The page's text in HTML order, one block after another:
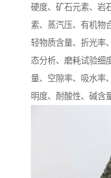
硬度、矿石元素、岩
素、蒸汽压、有机物
轻物质含量、折光率
态分析、磨耗试验细
量、空隙率、吸水率
明度、耐酸性、碱含